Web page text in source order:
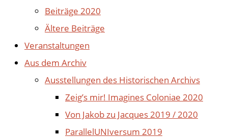
Beiträge 2020
Ältere Beiträge
Veranstaltungen
Aus dem Archiv
Ausstellungen des Historischen Archivs
Zeig’s mir! Imagines Coloniae 2020
Von Jakob zu Jacques 2019 / 2020
ParallelUNIversum 2019